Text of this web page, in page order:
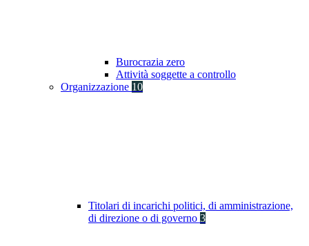
Burocrazia zero
Attività soggette a controllo
Organizzazione 10
Titolari di incarichi politici, di amministrazione,
di direzione o di governo 3